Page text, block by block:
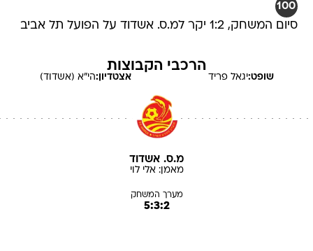
100
סיום המשחק, 1:2 יקר למ.ס. אשדוד על הפועל תל אביב
הרכבי הקבוצות
שופט:יגאל פריד אצטדיון:הי"א (אשדוד)
מ.ס. אשדוד
מאמן:אלי לוי
מערך המשחק
5:3:2